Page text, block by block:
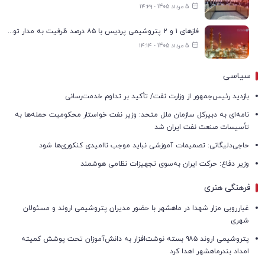
5 مرداد 1405 - ۱۴:۲۹
فازهای ۱ و ۲ پتروشیمی پردیس با ۸۵ درصد ظرفیت به مدار تولید بازگشتند
5 مرداد 1405 - ۱۴:۱۴
سیاسی
بازدید رئیس‌جمهور از وزارت نفت/ تأکید بر تداوم خدمت‌رسانی
نامه‌ای به دبیرکل سازمان ملل متحد: وزیر نفت خواستار محکومیت حمله‌ها به
تأسیسات صنعت نفت ایران شد
حاجی‌دلیگانی: تصمیمات آموزشی نباید موجب ناامیدی کنکوری‌ها شود
وزیر دفاع: حرکت ایران به‌سوی تجهیزات نظامی هوشمند
فرهنگی هنری
غبارروبی مزار شهدا در ماهشهر با حضور مدیران پتروشیمی اروند و مسئولان
شهری
پتروشیمی اروند ۹۸۵ بسته نوشت‌افزار به دانش‌آموزان تحت پوشش کمیته
امداد بندرماهشهر اهدا کرد